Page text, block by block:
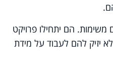
משימות. הם יתחילו פרויקט
יזיק להם לעבוד על מידת